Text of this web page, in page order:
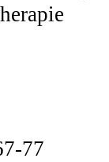
77